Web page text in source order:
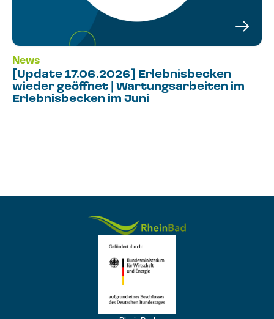
News
[Update 17.06.2026] Erlebnisbecken
wieder geöffnet | Wartungsarbeiten im
Erlebnisbecken im Juni
Logo